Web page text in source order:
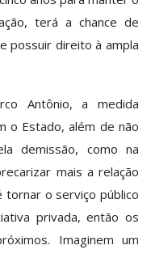
terá a chance de
possuir direito à ampla
Antônio, a medida
o Estado, além de não
demissão, como na
mais a relação
o serviço público
privada, então os
Imaginem um